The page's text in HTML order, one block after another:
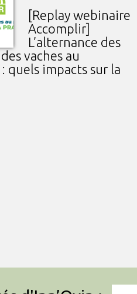
[Replay webinaire
Accomplir]
L’alternance des
vaches au
quels impacts sur la